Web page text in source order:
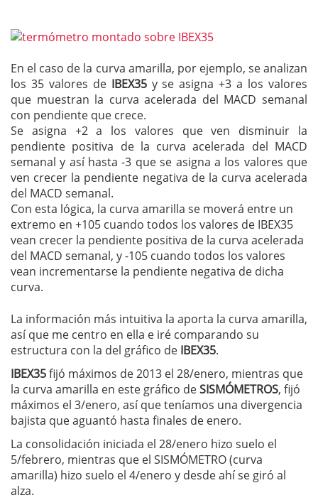
En el caso de la curva amarilla, por ejemplo, se analizan
los 35 valores de IBEX35y se asigna +3 a los valores
que muestran la curva acelerada del MACD semanal
con pendiente que crece.
Se asigna +2 a los valores que ven disminuir la
pendiente positiva de la curva acelerada del MACD
semanal y así hasta -3 que se asigna a los valores que
ven crecer la pendiente negativa de la curva acelerada
del MACD semanal.
Con esta lógica, la curva amarilla se moverá entre un
extremo en +105 cuando todos los valores de IBEX35
vean crecer la pendiente positiva de la curva acelerada
del MACD semanal, y -105 cuando todos los valores
vean incrementarse la pendiente negativa de dicha
curva.
La información más intuitiva la aporta la curva amarilla,
así que me centro en ella e iré comparando su
estructura con la del gráfico de IBEX35.
IBEX35fijó máximos de 2013 el 28/enero, mientras que
la curva amarilla en este gráfico deSISMÓMETROS, fijó
máximos el 3/enero, así que teníamos una divergencia
bajista que aguantó hasta finales de enero.
La consolidación iniciada el 28/enero hizo suelo el
5/febrero, mientras que el SISMÓMETRO (curva
amarilla) hizo suelo el 4/enero y desde ahí se giró al
alza.